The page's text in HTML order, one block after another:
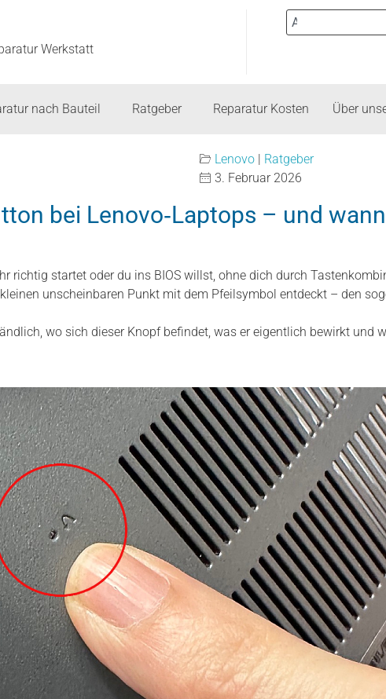
Werkstatt
nach Bauteil Ratgeber Reparatur Kosten Über
Lenovo | Ratgeber
3. Februar 2026
bei Lenovo‑Laptops – und
richtig startet oder du ins BIOS willst, ohne dich durch
unscheinbaren Punkt mit dem Pfeilsymbol entdeckt – den
wo sich dieser Knopf befindet, was er eigentlich bewirkt und